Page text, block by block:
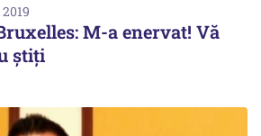
M-a enervat! Vă
știți